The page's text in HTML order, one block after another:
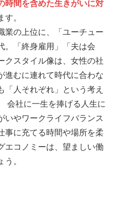
時間を含めた生きがいに対
。
業の上位に、「ユーチュー
。「終身雇用」「夫は会
クスタイル像は、女性の社
進むに連れて時代に合わな
「人それぞれ」という考え
会社に一生を捧げる人生に
いやワークライフバランス
事に充てる時間や場所を柔
エコノミーは、望ましい働
。